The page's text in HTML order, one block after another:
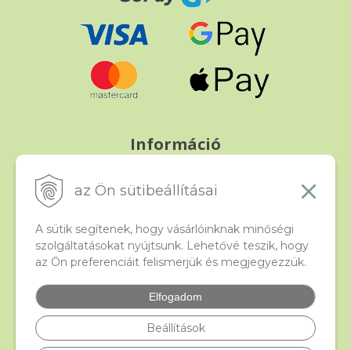
az Ön sütibeállításai
A sütik segítenek, hogy vásárlóinknak minőségi
szolgáltatásokat nyújtsunk. Lehetővé teszik, hogy
az Ön preferenciáit felismerjük és megjegyezzük.
Elfogadom
Beállítások
Információ
Panasz, árucsere és visszáru
Beado
Kapcsolat
Gyakori kérdések
Facebook